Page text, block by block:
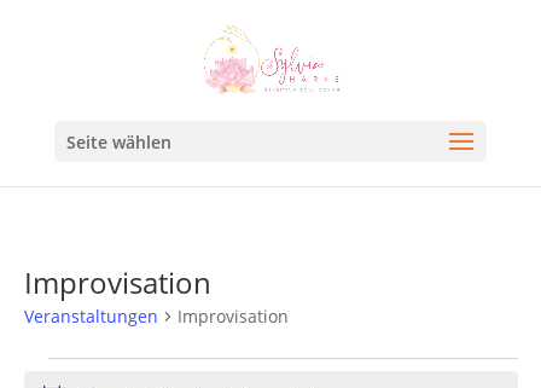
Seite wählen
Improvisation
Veranstaltungen Improvisation